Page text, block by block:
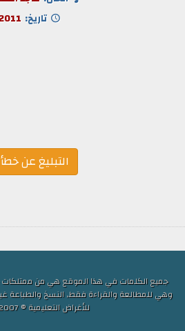
تاريخ: 2011
التبليغ عن خطأ
جميع الكلمات في هذا الموقع هي من ممتلكات
وهي للمطالعة والقراءة فقط, النسخ والطباعة
للأغراض التعليمية © 2007 - 2026